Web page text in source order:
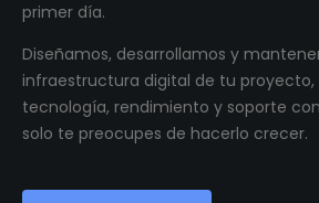
primer día.
Diseñamos, desarrollamos y
infraestructura digital de tu
tecnología, rendimiento y soporte
solo te preocupes de hacerlo crecer.